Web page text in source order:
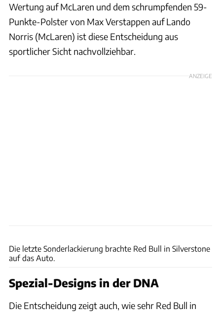
Wertung auf McLaren und dem schrumpfenden 59-
Punkte-Polster von Max Verstappen auf Lando
Norris (McLaren) ist diese Entscheidung aus
sportlicher Sicht nachvollziehbar.
ANZEIGE
Die letzte Sonderlackierung brachte Red Bull in Silverstone
auf das Auto.
Spezial-Designs in der DNA
Die Entscheidung zeigt auch, wie sehr Red Bull in